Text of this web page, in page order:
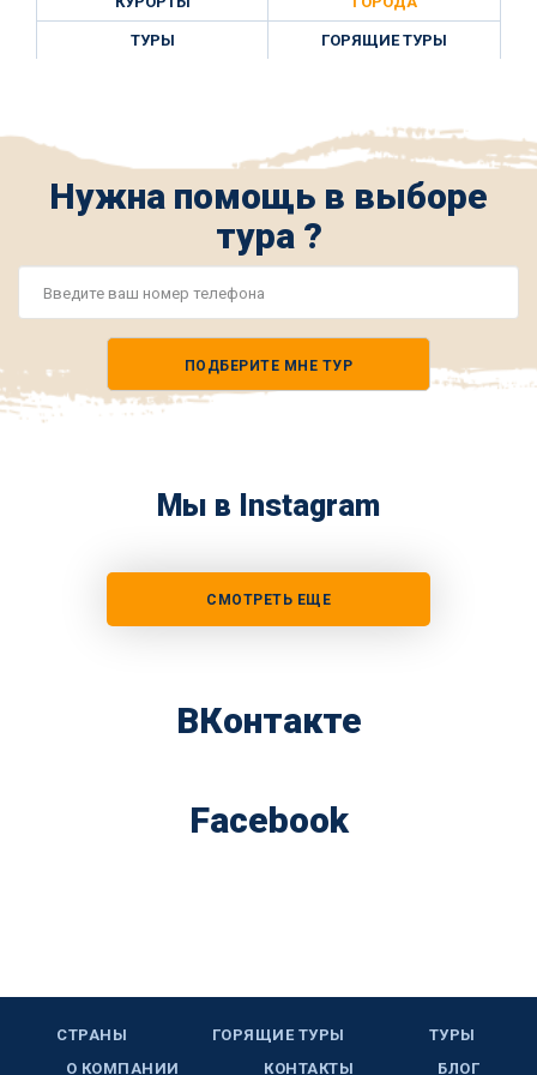
ТУРЫ ГОРЯЩИЕ ТУРЫ
Нужна помощь в выборе
тура ?
ПОДБЕРИТЕ МНЕ ТУР
Мы в Instagram
СМОТРЕТЬ ЕЩЕ
ВКонтакте
Facebook
СТРАНЫ ГОРЯЩИЕ ТУРЫ
ТУРЫ
О КОМПАНИИ
КОНТАКТЫ БЛОГ